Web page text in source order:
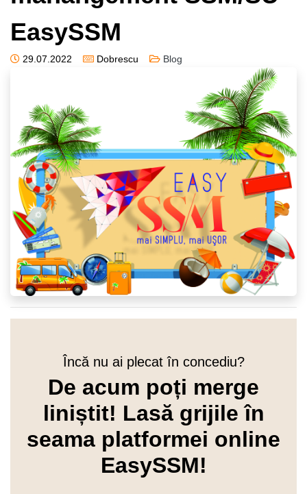
EasySSM
29.07.2022 Dobrescu Blog
Încă nu ai plecat în concediu?
De acum poți merge
liniștit! Lasă grijile în
seama platformei online
EasySSM!